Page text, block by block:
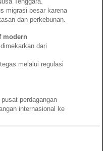
migrasi besar karena
dan perkebunan.
modern
dari
melalui regulasi
perdagangan
internasional ke